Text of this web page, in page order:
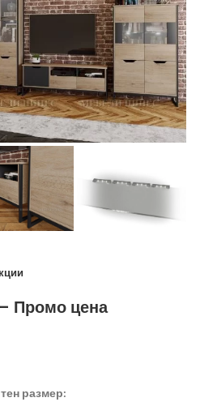
Промо цена
размер: